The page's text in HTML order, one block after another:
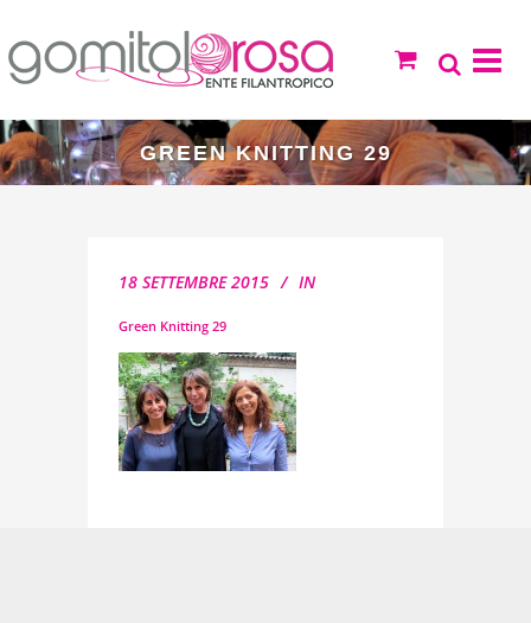
GREEN KNITTING 29
18 SETTEMBRE 2015 IN
Green Knitting 29